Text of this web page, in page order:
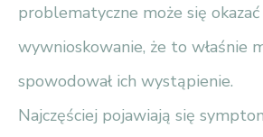
problematyczne może się okazać
wywnioskowanie, że to właśnie
spowodował ich wystąpienie.
Najczęściej pojawiają się